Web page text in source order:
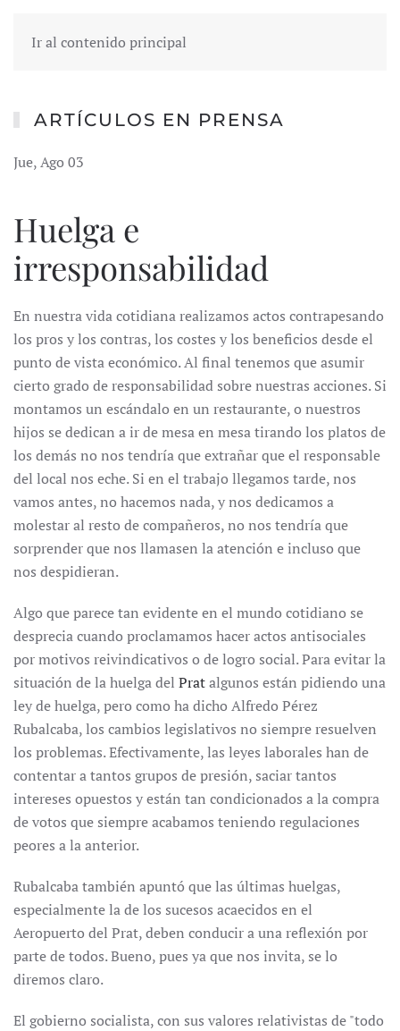
Ir al contenido principal
ARTÍCULOS EN PRENSA
Jue, Ago 03
Huelga e
irresponsabilidad
En nuestra vida cotidiana realizamos actos contrapesando
los pros y los contras, los costes y los beneficios desde el
punto de vista económico. Al final tenemos que asumir
cierto grado de responsabilidad sobre nuestras acciones. Si
montamos un escándalo en un restaurante, o nuestros
hijos se dedican a ir de mesa en mesa tirando los platos de
los demás no nos tendría que extrañar que el responsable
del local nos eche. Si en el trabajo llegamos tarde, nos
vamos antes, no hacemos nada, y nos dedicamos a
molestar al resto de compañeros, no nos tendría que
sorprender que nos llamasen la atención e incluso que
nos despidieran.
Algo que parece tan evidente en el mundo cotidiano se
desprecia cuando proclamamos hacer actos antisociales
por motivos reivindicativos o de logro social. Para evitar la
situación de la huelga del Pratalgunos están pidiendo una
ley de huelga, pero como ha dicho Alfredo Pérez
Rubalcaba, los cambios legislativos no siempre resuelven
los problemas. Efectivamente, las leyes laborales han de
contentar a tantos grupos de presión, saciar tantos
intereses opuestos y están tan condicionados a la compra
de votos que siempre acabamos teniendo regulaciones
peores a la anterior.
Rubalcaba también apuntó que las últimas huelgas,
especialmente la de los sucesos acaecidos en el
Aeropuerto del Prat, deben conducir a una reflexión por
parte de todos. Bueno, pues ya que nos invita, se lo
diremos claro.
El gobierno socialista, con sus valores relativistas de "todo